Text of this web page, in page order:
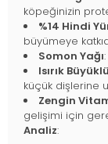
köpeğinizin
%14 Hindi
büyümeye
Somon Yağı
Isırık
küçük dişlerine
Zengin
gelişimi için
Analiz: